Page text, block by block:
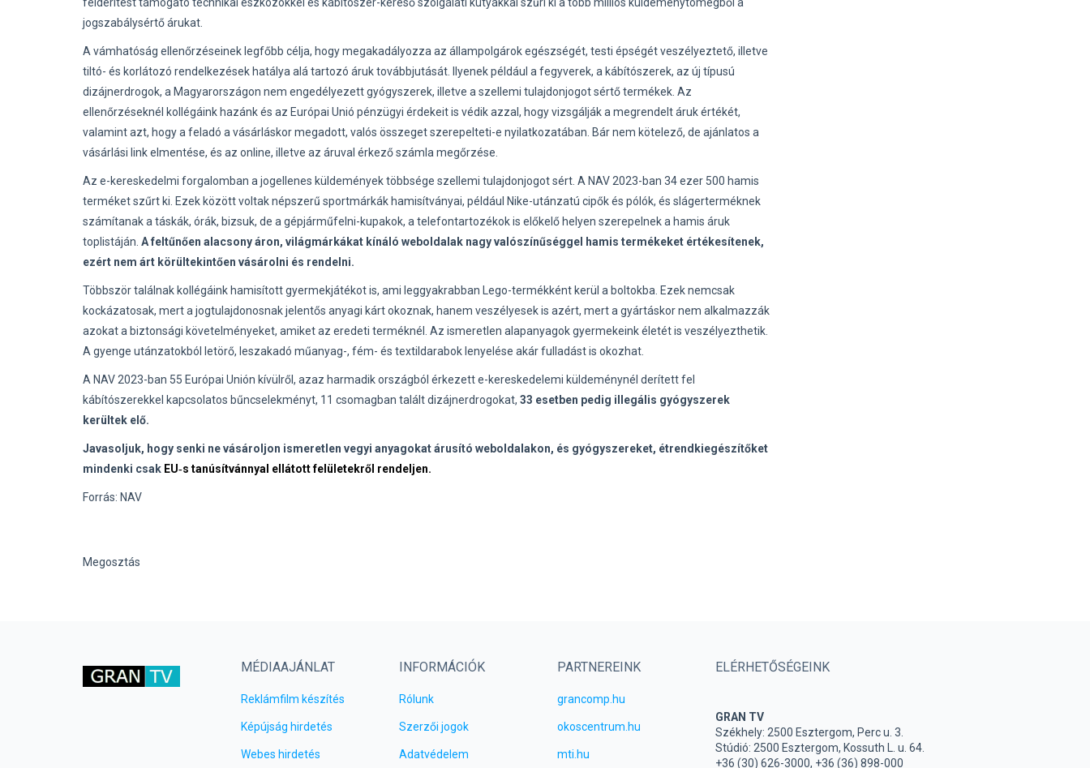
jogszabálysértő árukat.
A vámhatóság ellenőrzéseinek legfőbb célja, hogy megakadályozza az állampolgárok egészségét, testi épségét veszélyeztető, illetve
tiltó- és korlátozó rendelkezések hatálya alá tartozó áruk továbbjutását. Ilyenek például a fegyverek, a kábítószerek, az új típusú
dizájnerdrogok, a Magyarországon nem engedélyezett gyógyszerek, illetve a szellemi tulajdonjogot sértő termékek. Az
ellenőrzéseknél kollégáink hazánk és az Európai Unió pénzügyi érdekeit is védik azzal, hogy vizsgálják a megrendelt áruk értékét,
valamint azt, hogy a feladó a vásárláskor megadott, valós összeget szerepelteti-e nyilatkozatában. Bár nem kötelező, de ajánlatos a
vásárlási link elmentése, és az online, illetve az áruval érkező számla megőrzése.
Az e-kereskedelmi forgalomban a jogellenes küldemények többsége szellemi tulajdonjogot sért. A NAV 2023-ban 34 ezer 500 hamis
terméket szűrt ki. Ezek között voltak népszerű sportmárkák hamisítványai, például Nike-utánzatú cipők és pólók, és slágerterméknek
számítanak a táskák, órák, bizsuk, de a gépjárműfelni-kupakok, a telefontartozékok is előkelő helyen szerepelnek a hamis áruk
toplistáján. A feltűnően alacsony áron, világmárkákat kínáló weboldalak nagy valószínűséggel hamis termékeket értékesítenek,
ezért nem árt körültekintően vásárolni és rendelni.
Többször találnak kollégáink hamisított gyermekjátékot is, ami leggyakrabban Lego-termékként kerül a boltokba. Ezek nemcsak
kockázatosak, mert a jogtulajdonosnak jelentős anyagi kárt okoznak, hanem veszélyesek is azért, mert a gyártáskor nem alkalmazzák
azokat a biztonsági követelményeket, amiket az eredeti terméknél. Az ismeretlen alapanyagok gyermekeink életét is veszélyezthetik.
A gyenge utánzatokból letörő, leszakadó műanyag-, fém- és textildarabok lenyelése akár fulladást is okozhat.
A NAV 2023-ban 55 Európai Unión kívülről, azaz harmadik országból érkezett e-kereskedelemi küldeménynél derített fel
kábítószerekkel kapcsolatos bűncselekményt, 11 csomagban talált dizájnerdrogokat, 33 esetben pedig illegális gyógyszerek
kerültek elő.
Javasoljuk, hogy senki ne vásároljon ismeretlen vegyi anyagokat árusító weboldalakon, és gyógyszereket, étrendkiegészítőket
mindenki csak EU‑s tanúsítvánnyal ellátott felületekről rendeljen.
Forrás: NAV
Megosztás
MÉDIAAJÁNLAT
Reklámfilm készítés
Képújság hirdetés
Webes hirdetés
INFORMÁCIÓK
Rólunk
Szerzői jogok
Adatvédelem
PARTNEREINK
grancomp.hu
okoscentrum.hu
mti.hu
ELÉRHETŐSÉGEINK
GRAN TV
Székhely: 2500 Esztergom, Perc u. 3.
Stúdió: 2500 Esztergom, Kossuth L. u. 64.
+36 (30) 626-3000, +36 (36) 898-000